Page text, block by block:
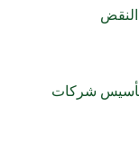
شركات